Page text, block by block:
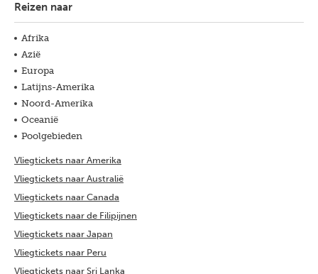
Reizen naar
Afrika
Azië
Europa
Latijns-Amerika
Noord-Amerika
Oceanië
Poolgebieden
Vliegtickets naar Amerika
Vliegtickets naar Australië
Vliegtickets naar Canada
Vliegtickets naar de Filipijnen
Vliegtickets naar Japan
Vliegtickets naar Peru
Vliegtickets naar Sri Lanka